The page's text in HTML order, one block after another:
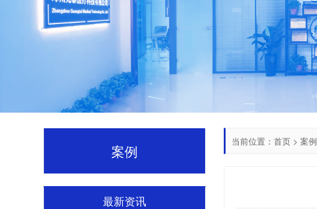
当前位置： 首页 > 案例
案例
最新资讯